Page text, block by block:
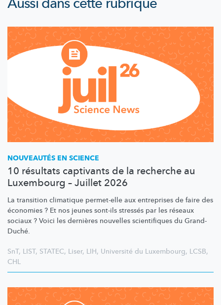
NOUVEAUTÉS EN SCIENCE
10 résultats captivants de la recherche au
Luxembourg – Juillet 2026
La transition climatique permet-elle aux entreprises de faire des
économies ? Et nos jeunes sont-ils stressés par les réseaux
sociaux ? Voici les dernières nouvelles scientifiques du Grand-
Duché.
SnT, LIST, STATEC, Liser, LIH, Université du Luxembourg, LCSB,
CHL